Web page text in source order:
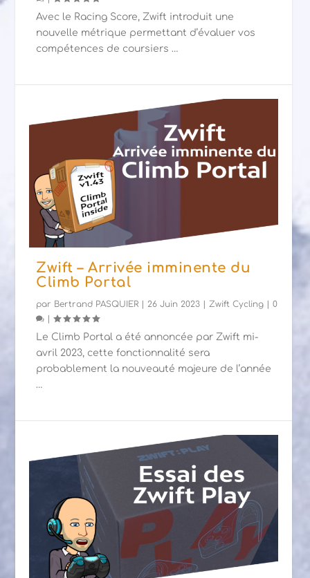
Avec le Racing Score, Zwift introduit une
nouvelle métrique permettant d’évaluer vos
compétences de coursiers …
Zwift – Arrivée imminente du
Climb Portal
par Bertrand PASQUIER 26 Juin 2023 |Zwift Cycling |0
|
Le Climb Portal a été annoncée par Zwift mi-
avril 2023, cette fonctionnalité sera
probablement la nouveauté majeure de l’année
…